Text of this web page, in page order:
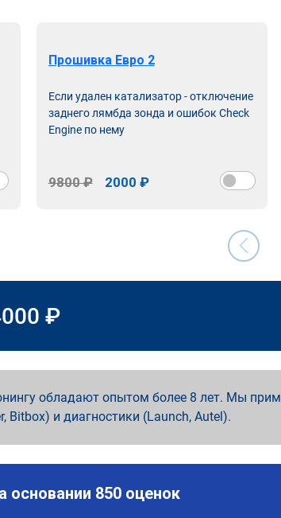
Прошивка Евро 2
Если удален катализатор - отключение
заднего лямбда зонда и ошибок Check
Engine по нему
9800 ₽ 2000 ₽
₽
обладают опытом более 8 лет. Мы
Bitbox) и диагностики (Launch, Autel).
основании 850 оценок